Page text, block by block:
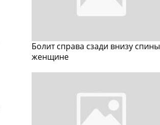
Болит справа сзади внизу спины
женщине